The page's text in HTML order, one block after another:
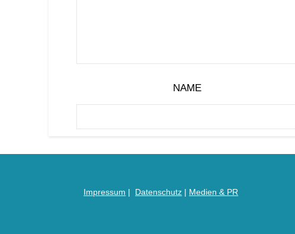
NAME
Impressum | Datenschutz | Medien & PR